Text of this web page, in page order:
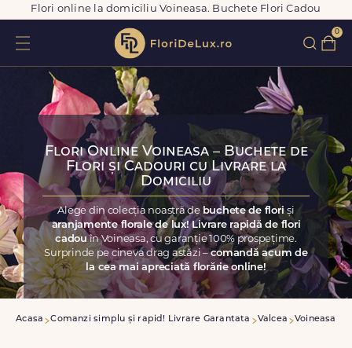
Flori online la domiciliu Voineasa. Buchete Flori Cadou
0
Flori Online Voineasa – Buchete de
Flori și Cadouri cu Livrare la
Domiciliu
Alege din colecția noastră de buchete de floriși
aranjamente florale de lux! Livrare rapidă de flori
cadouîn Voineasa, cu garanție 100% prospețime.
Surprinde pe cineva drag astăzi –comandă acum de
la cea mai apreciată florărie online!
Acasa Comanzi simplu și rapid! Livrare Garantata Valcea Voineasa